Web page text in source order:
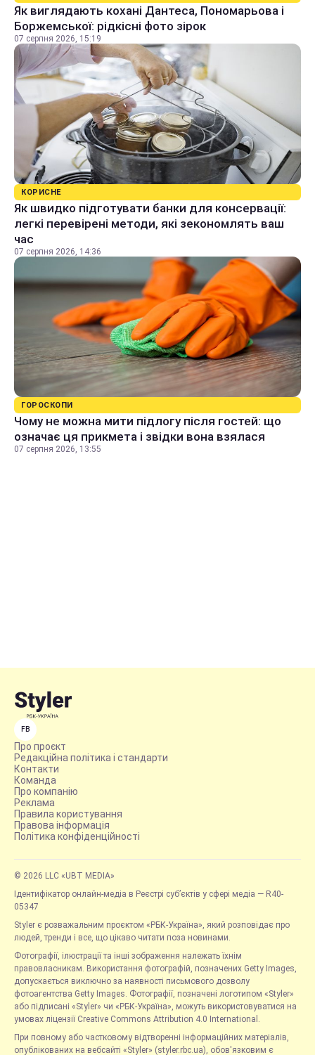
Як виглядають кохані Дантеса, Пономарьова і
Боржемської: рідкісні фото зірок
07 серпня 2026, 15:19
КОРИСНЕ
Як швидко підготувати банки для консервації:
легкі перевірені методи, які зекономлять ваш
час
07 серпня 2026, 14:36
ГОРОСКОПИ
Чому не можна мити підлогу після гостей: що
означає ця прикмета і звідки вона взялася
07 серпня 2026, 13:55
FB
Про проєкт
Редакційна політика і стандарти
Контакти
Команда
Про компанію
Реклама
Правила користування
Правова інформація
Політика конфіденційності
© 2026 LLC «UBT MEDIA»
Ідентифікатор онлайн-медіа в Реєстрі суб’єктів у сфері медіа — R40-
05347
Styler є розважальним проєктом «РБК-Україна», який розповідає про
людей, тренди і все, що цікаво читати поза новинами.
Фотографії, ілюстрації та інші зображення належать їхнім
правовласникам. Використання фотографій, позначених Getty Images,
допускається виключно за наявності письмового дозволу
фотоагентства Getty Images. Фотографії, позначені логотипом «Styler»
або підписані «Styler» чи «РБК-Україна», можуть використовуватися на
умовах ліцензії Creative Commons Attribution 4.0 International.
При повному або частковому відтворенні інформаційних матеріалів,
опублікованих на вебсайті «Styler» (styler.rbc.ua), обов'язковим є